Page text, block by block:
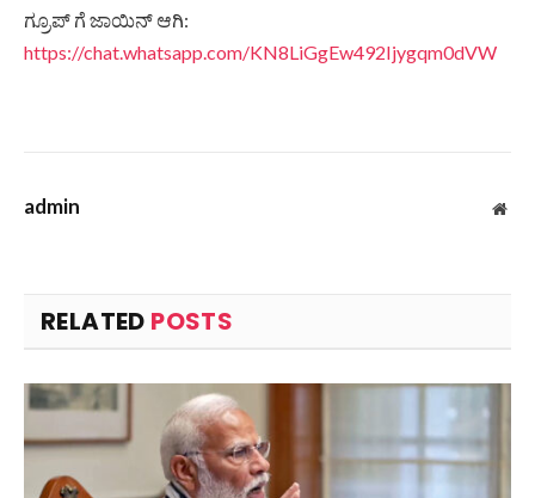
ಗ್ರೂಪ್ ಗೆ ಜಾಯಿನ್ ಆಗಿ:
https://chat.whatsapp.com/KN8LiGgEw492Ijygqm0dVW
admin
RELATED POSTS